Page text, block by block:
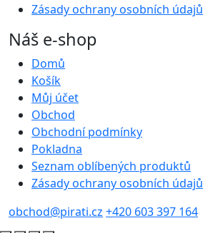
Zásady ochrany osobních údajů
Náš e-shop
Domů
Košík
Můj účet
Obchod
Obchodní podmínky
Pokladna
Seznam oblíbených produktů
Zásady ochrany osobních údajů
obchod@pirati.cz +420 603 397 164